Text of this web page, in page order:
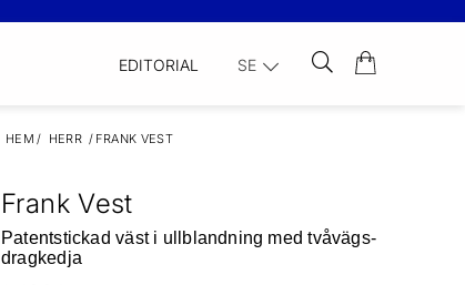
EDITORIAL SE
HEM / HERR / FRANK VEST
Frank Vest
Patentstickad väst i ullblandning med tvåvägs-
dragkedja